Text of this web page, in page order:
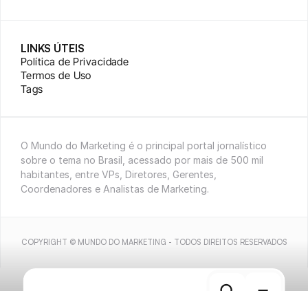
LINKS ÚTEIS
Política de Privacidade
Termos de Uso
Tags
O Mundo do Marketing é o principal portal jornalístico
sobre o tema no Brasil, acessado por mais de 500 mil
habitantes, entre VPs, Diretores, Gerentes,
Coordenadores e Analistas de Marketing.
COPYRIGHT © MUNDO DO MARKETING - TODOS DIREITOS RESERVADOS